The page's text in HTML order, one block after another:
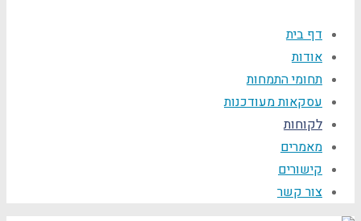
דף בית
אודות
תחומי התמחות
עסקאות מעודכנות
לקוחות
מאמרים
קישורים
צור קשר